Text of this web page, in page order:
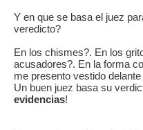
Y en que se basa el juez
veredicto?
En los chismes?. En los
acusadores?. En la forma
me presento vestido
Un buen juez basa su
evidencias!